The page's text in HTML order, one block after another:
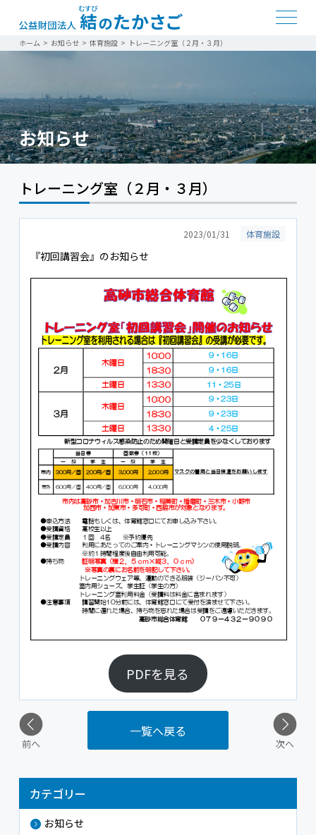
ホーム > お知らせ> 体育施設> トレーニング室（２月・３月）
お知らせ
トレーニング室（２月・３月）
2023/01/31 体育施設
『初回講習会』のお知らせ
PDFを見る
前へ
一覧へ戻る
次へ
カテゴリー
お知らせ